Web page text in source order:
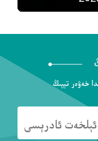
خەۋەر تېپىڭ